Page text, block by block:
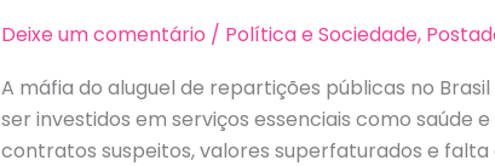
Deixe um comentário / Política e Sociedade,
A máfia do aluguel de repartições públicas no
ser investidos em serviços essenciais como saúde
contratos suspeitos, valores superfaturados e